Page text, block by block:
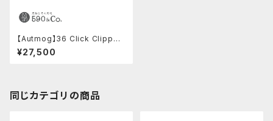
【Autmog】36 Click Clipped
Pen - 6Al-4V Titanium - St
ep Nose - Grip Lines - Pen
¥27,500
同じカテゴリの商品